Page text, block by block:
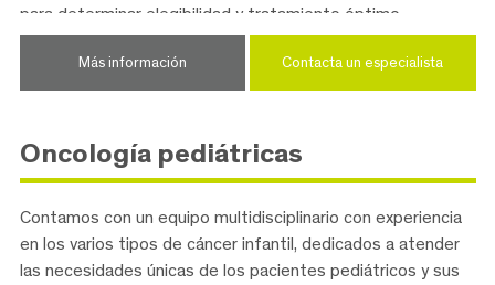
para determinar elegibilidad y tratamiento óptimo.
Más información Contacta un especialista
Oncología pediátricas
Contamos con un equipo multidisciplinario con experiencia
en los varios tipos de cáncer infantil, dedicados a atender
las necesidades únicas de los pacientes pediátricos y sus